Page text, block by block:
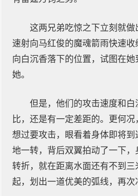
这两兄弟吃惊之下立刻就做
速射向马红俊的魔魂箭雨快速收
向白沉香落下的位置，试图在
她。
但是，他们的攻击速度和白
比，还是有一定差距的。更何
想过要攻击，眼看着身体即将到
地一转，背后双翼拍动了一下，
转折，就在距离水面还有不到三
起，划出一道优美的弧线，再次